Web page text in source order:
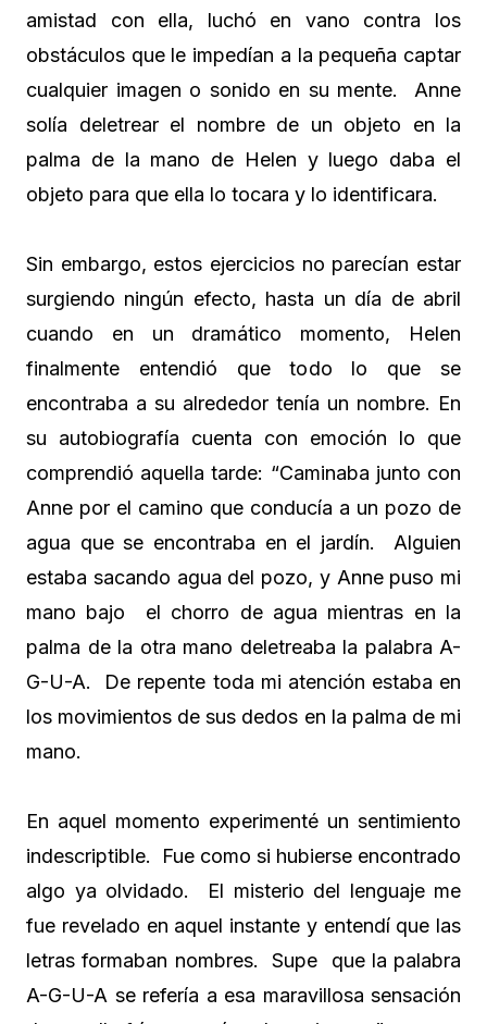
amistad con ella, luchó en vano contra los
obstáculos que le impedían a la pequeña captar
cualquier imagen o sonido en su mente. Anne
solía deletrear el nombre de un objeto en la
palma de la mano de Helen y luego daba el
objeto para que ella lo tocara y lo identificara.
Sin embargo, estos ejercicios no parecían estar
surgiendo ningún efecto, hasta un día de abril
cuando en un dramático momento, Helen
finalmente entendió que todo lo que se
encontraba a su alrededor tenía un nombre. En
su autobiografía cuenta con emoción lo que
comprendió aquella tarde: “Caminaba junto con
Anne por el camino que conducía a un pozo de
agua que se encontraba en el jardín. Alguien
estaba sacando agua del pozo, y Anne puso mi
mano bajo el chorro de agua mientras en la
palma de la otra mano deletreaba la palabra A-
G-U-A. De repente toda mi atención estaba en
los movimientos de sus dedos en la palma de mi
mano.
En aquel momento experimenté un sentimiento
indescriptible. Fue como si hubierse encontrado
algo ya olvidado. El misterio del lenguaje me
fue revelado en aquel instante y entendí que las
letras formaban nombres. Supe que la palabra
A-G-U-A se refería a esa maravillosa sensación